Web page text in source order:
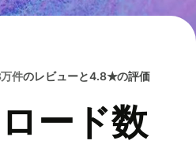
件のレビューと4.8★の評価
ード数